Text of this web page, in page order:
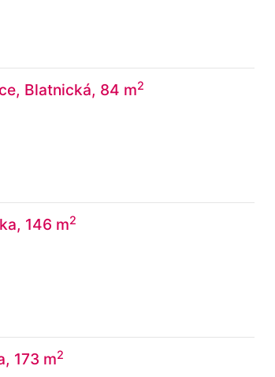
Blatnická, 84 m2
146 m2
173 m2